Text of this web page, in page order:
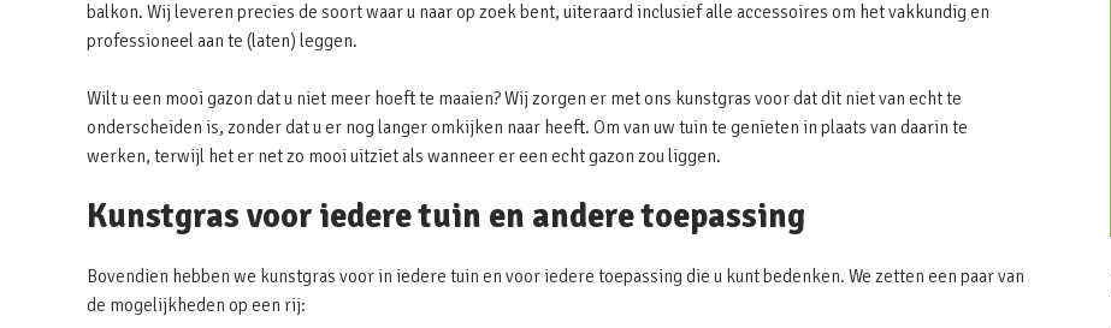
balkon. Wij leveren precies de soort waar u naar op zoek bent, uiteraard inclusief alle accessoires om het vakkundig en
professioneel aan te (laten) leggen.
Wilt u een mooi gazon dat u niet meer hoeft te maaien? Wij zorgen er met ons kunstgras voor dat dit niet van echt te
onderscheiden is, zonder dat u er nog langer omkijken naar heeft. Om van uw tuin te genieten in plaats van daarin te
werken, terwijl het er net zo mooi uitziet als wanneer er een echt gazon zou liggen.
Kunstgras voor iedere tuin en andere toepassing
Bovendien hebben we kunstgras voor in iedere tuin en voor iedere toepassing die u kunt bedenken. We zetten een paar van
de mogelijkheden op een rij: